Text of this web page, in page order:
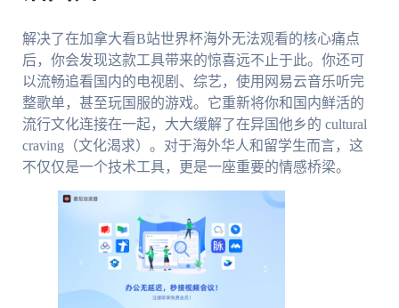
解决了在加拿大看B站世界杯海外无法观看的核心痛点
后，你会发现这款工具带来的惊喜远不止于此。你还可
以流畅追看国内的电视剧、综艺，使用网易云音乐听完
整歌单，甚至玩国服的游戏。它重新将你和国内鲜活的
流行文化连接在一起，大大缓解了在异国他乡的 cultural
craving（文化渴求）。对于海外华人和留学生而言，这
不仅仅是一个技术工具，更是一座重要的情感桥梁。